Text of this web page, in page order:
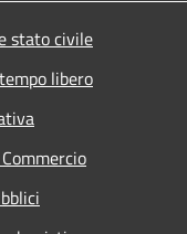
stato civile
libero